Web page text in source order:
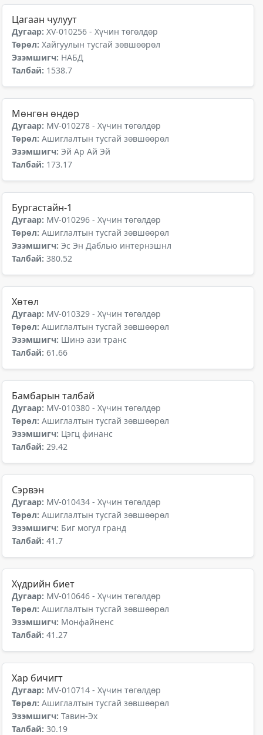
Цагаан чулуут
Дугаар: XV-010256 - Хүчин төгөлдөр
Төрөл: Хайгуулын тусгай зөвшөөрөл
Эзэмшигч: НАБД
Талбай: 1538.7
Мөнгөн өндөр
Дугаар: MV-010278 - Хүчин төгөлдөр
Төрөл: Ашиглалтын тусгай зөвшөөрөл
Эзэмшигч: Эй Ар Ай Эй
Талбай: 173.17
Бургастайн-1
Дугаар: MV-010296 - Хүчин төгөлдөр
Төрөл: Ашиглалтын тусгай зөвшөөрөл
Эзэмшигч: Эс Эн Даблью интернэшнл
Талбай: 380.52
Хөтөл
Дугаар: MV-010329 - Хүчин төгөлдөр
Төрөл: Ашиглалтын тусгай зөвшөөрөл
Эзэмшигч: Шинэ ази транс
Талбай: 61.66
Бамбарын талбай
Дугаар: MV-010380 - Хүчин төгөлдөр
Төрөл: Ашиглалтын тусгай зөвшөөрөл
Эзэмшигч: Цэгц финанс
Талбай: 29.42
Сэрвэн
Дугаар: MV-010434 - Хүчин төгөлдөр
Төрөл: Ашиглалтын тусгай зөвшөөрөл
Эзэмшигч: Биг могул гранд
Талбай: 41.7
Хүдрийн биет
Дугаар: MV-010646 - Хүчин төгөлдөр
Төрөл: Ашиглалтын тусгай зөвшөөрөл
Эзэмшигч: Монфайненс
Талбай: 41.27
Хар бичигт
Дугаар: MV-010714 - Хүчин төгөлдөр
Төрөл: Ашиглалтын тусгай зөвшөөрөл
Эзэмшигч: Тавин-Эх
Талбай: 30.19